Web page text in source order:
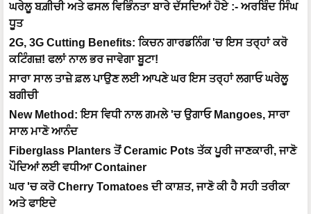
ਘਰੇਲੂ ਬਗ਼ੀਚੀ ਅਤੇ ਫਸਲ ਵਿਭਿੰਨਤਾ ਬਾਰੇ ਦੱਸਦਿਆਂ ਹੋਏ :- ਅਰਬਿੰਦ ਸਿੰਘ
ਧੂਤ
2G, 3G Cutting Benefits: ਕਿਚਨ ਗਾਰਡਨਿੰਗ 'ਚ ਇਸ ਤਰ੍ਹਾਂ ਕਰੋ
ਕਟਿੰਗਜ਼! ਫਲਾਂ ਨਾਲ ਭਰ ਜਾਵੇਗਾ ਬੂਟਾ!
ਸਾਰਾ ਸਾਲ ਤਾਜ਼ੇ ਫ਼ਲ ਪਾਉਣ ਲਈ ਆਪਣੇ ਘਰ ਇਸ ਤਰ੍ਹਾਂ ਲਗਾਓ ਘਰੇਲੂ
ਬਗੀਚੀ
New Method: ਇਸ ਵਿਧੀ ਨਾਲ ਗਮਲੇ 'ਚ ਉਗਾਓ Mangoes, ਸਾਰਾ
ਸਾਲ ਮਾਣੋ ਆਨੰਦ
Fiberglass Planters ਤੋਂ Ceramic Pots ਤੱਕ ਪੂਰੀ ਜਾਣਕਾਰੀ, ਜਾਣੋ
ਪੌਦਿਆਂ ਲਈ ਵਧੀਆ Container
ਘਰ 'ਚ ਕਰੋ Cherry Tomatoes ਦੀ ਕਾਸ਼ਤ, ਜਾਣੋ ਕੀ ਹੈ ਸਹੀ ਤਰੀਕਾ
ਅਤੇ ਫਾਇਦੇ